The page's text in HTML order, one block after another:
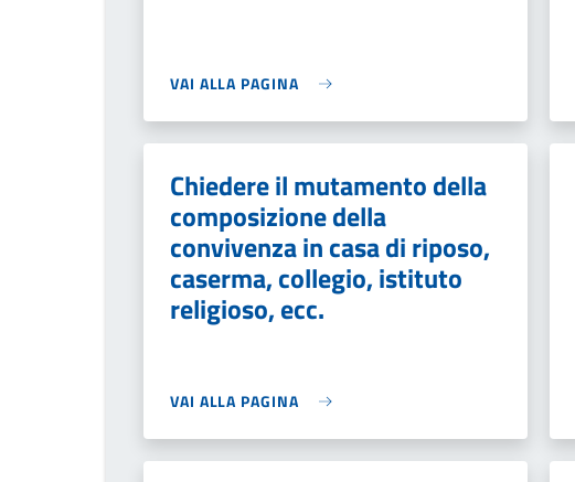
VAI ALLA PAGINA
Chiedere il mutamento della
composizione della
convivenza in casa di riposo,
caserma, collegio, istituto
religioso, ecc.
VAI ALLA PAGINA